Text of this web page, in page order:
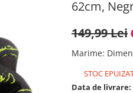
62cm,
149,99 Lei
Marime:
STOC
Data de livrare: